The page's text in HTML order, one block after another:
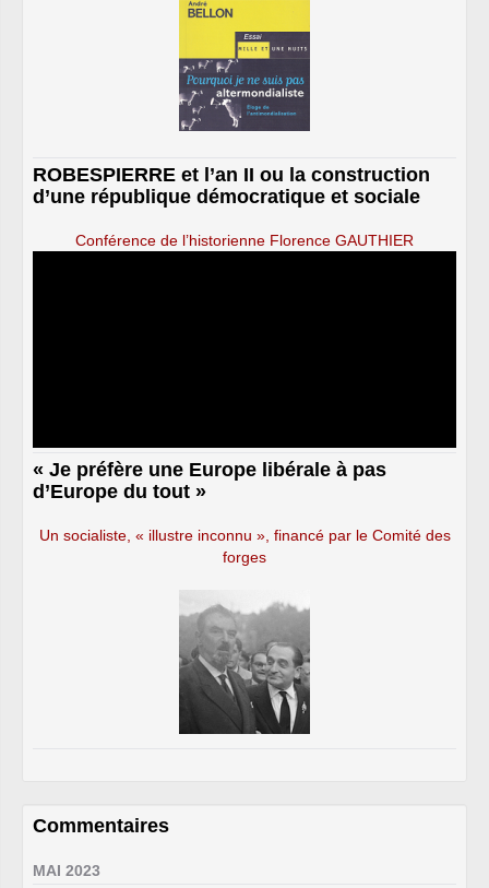
ROBESPIERRE et l’an II ou la construction
d’une république démocratique et sociale
Conférence de l’historienne Florence GAUTHIER
« Je préfère une Europe libérale à pas
d’Europe du tout »
Un socialiste, « illustre inconnu », financé par le Comité des
forges
Commentaires
MAI 2023